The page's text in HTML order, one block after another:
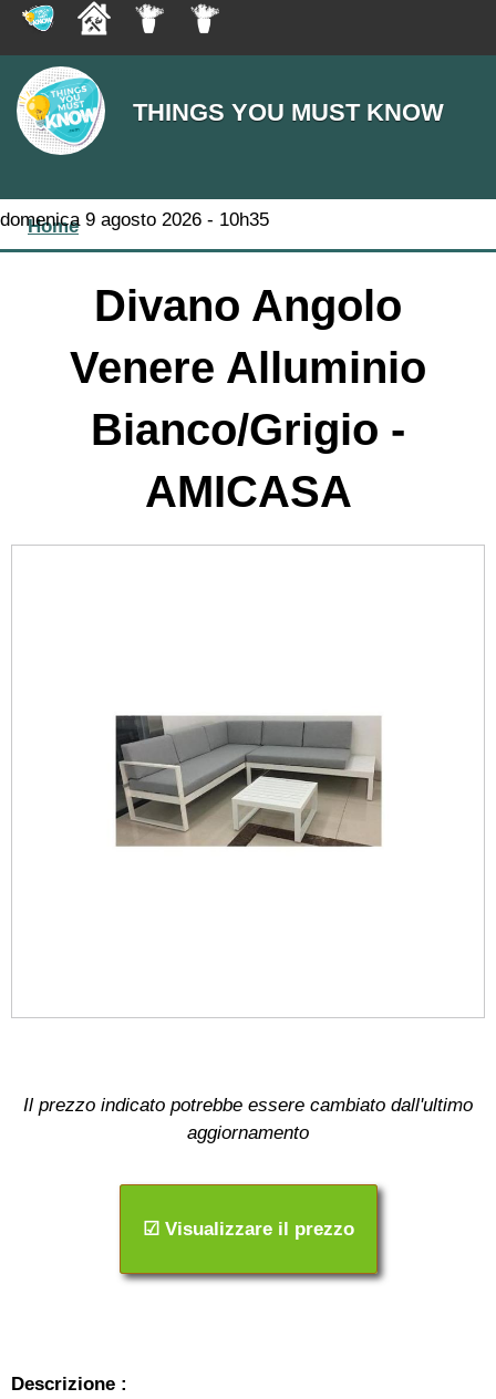
THINGS YOU MUST KNOW
domenica 9 agosto 2026 - 10h35
You are here
Home
Divano Angolo
Venere Alluminio
Bianco/Grigio -
AMICASA
Il prezzo indicato potrebbe essere cambiato dall'ultimo
aggiornamento
☑ Visualizzare il prezzo
Descrizione :